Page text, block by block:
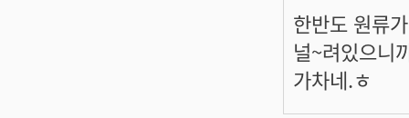
한반도 원류
널~려있으니
가차네.ㅎ